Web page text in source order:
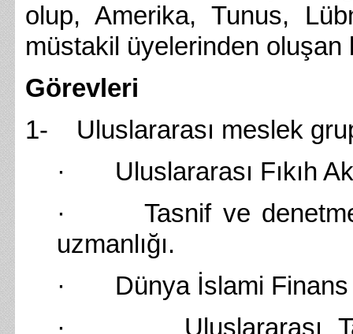
olup, Amerika, Tunus,
müstakil üyelerinden oluşan
Görevleri
1- Uluslararası meslek
· Uluslararası Fıkıh
· Tasnif ve
uzmanlığı.
· Dünya İslami Finans
· Uluslararası